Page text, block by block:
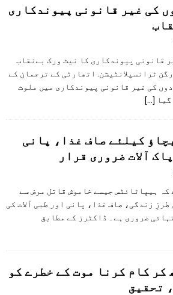
کی غیر قانونی پیوندکاری
قانونی پیوندکاری کا نیٹ ورک بےنقاب
ٹرانسپلانٹیشن. اتھارٹی کے ترجمان کے
کی غیر قانونی پیوندکاری میں ملوث
[…]
کیلئے صاف غذا، پانی
آلات ضروری قرار
کہ ہیپاٹائٹس جیسے خاموش قاتل مرض سے
زندگی، صاف غذا، پانی اور طبی آلات کی
ضروری ہے۔ ڈاکٹرز کے مطابق
کر کام کرنا موت کے خطرے کو
تحقیق